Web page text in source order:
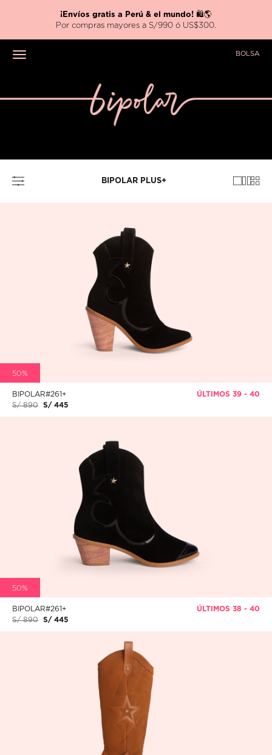
Nueva colección HARRY POTTER x BIPOLAR ⚡
Toggle navigation BOLSA
BIPOLAR PLUS+
50%
BIPOLAR#261+
S/ 890
S/ 445
ÚLTIMOS 39 - 40
50%
BIPOLAR#261+
S/ 890
S/ 445
ÚLTIMOS 38 - 40